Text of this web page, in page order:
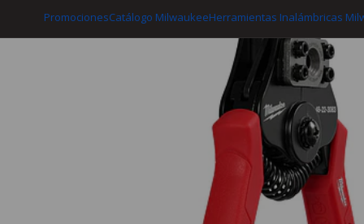
PromocionesCatálogo MilwaukeeHerramientas Inalámbricas